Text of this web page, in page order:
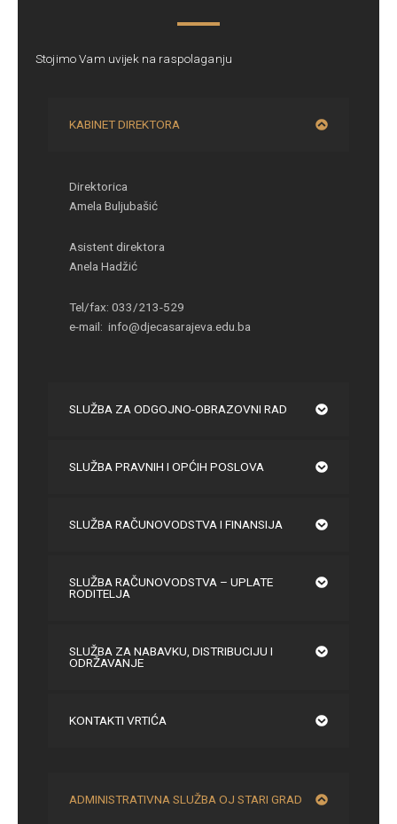
Stojimo Vam uvijek na raspolaganju
KABINET DIREKTORA
Direktorica
Amela Buljubašić
Asistent direktora
Anela Hadžić
Tel/fax: 033/213-529
e-mail: info@djecasarajeva.edu.ba
SLUŽBA ZA ODGOJNO-OBRAZOVNI RAD
SLUŽBA PRAVNIH I OPĆIH POSLOVA
SLUŽBA RAČUNOVODSTVA I FINANSIJA
SLUŽBA RAČUNOVODSTVA – UPLATE
RODITELJA
SLUŽBA ZA NABAVKU, DISTRIBUCIJU I
ODRŽAVANJE
KONTAKTI VRTIĆA
ADMINISTRATIVNA SLUŽBA OJ STARI GRAD